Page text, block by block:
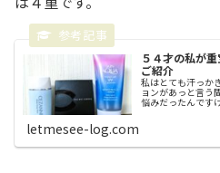
５４才の私が
ご紹介
私はとても汗っか
ョンがあっと言う
悩みだったんです
letmesee-log.com